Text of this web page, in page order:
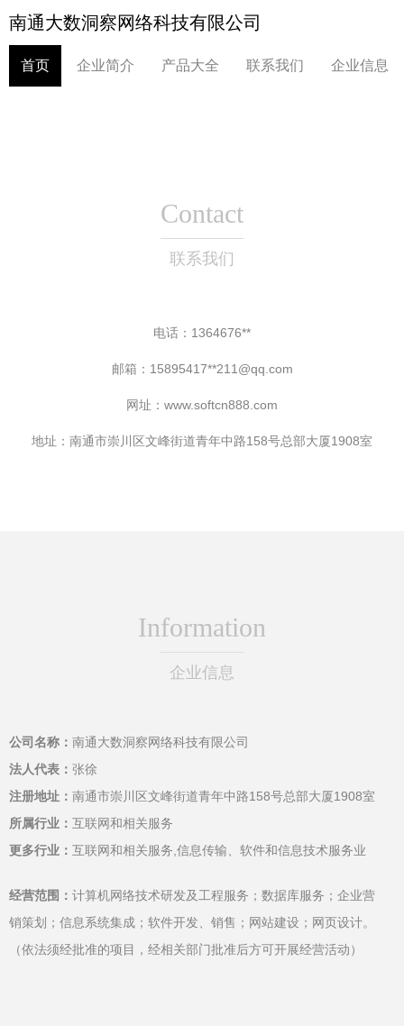
南通大数洞察网络科技有限公司
首页 企业简介 产品大全 联系我们 企业信息
Contact
联系我们
电话：1364676**
邮箱：15895417**211@qq.com
网址： www.softcn888.com
地址：南通市崇川区文峰街道青年中路158号总部大厦1908室
Information
企业信息
公司名称： 南通大数洞察网络科技有限公司
法人代表： 张徐
注册地址： 南通市崇川区文峰街道青年中路158号总部大厦1908室
所属行业： 互联网和相关服务
更多行业： 互联网和相关服务,信息传输、软件和信息技术服务业
经营范围： 计算机网络技术研发及工程服务；数据库服务；企业营
销策划；信息系统集成；软件开发、销售；网站建设；网页设计。
（依法须经批准的项目，经相关部门批准后方可开展经营活动）